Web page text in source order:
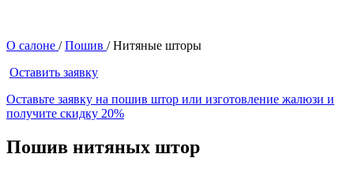
О салоне /Пошив /Нитяные шторы
Оставить заявку
Оставьте заявку на пошив штор или изготовление жалюзи и
получите скидку 20%
Пошив нитяных штор